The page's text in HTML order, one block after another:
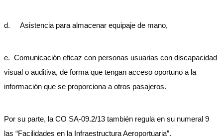
d. Asistencia para almacenar equipaje de mano,
e. Comunicación eficaz con personas usuarias con discapacidad
visual o auditiva, de forma que tengan acceso oportuno a la
información que se proporciona a otros pasajeros.
Por su parte, la CO SA-09.2/13 también regula en su numeral 9
las “Facilidades en la Infraestructura Aeroportuaria”.